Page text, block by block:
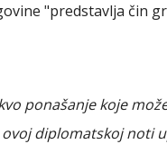
"predstavlja čin
ponašanje koje
diplomatskoj noti